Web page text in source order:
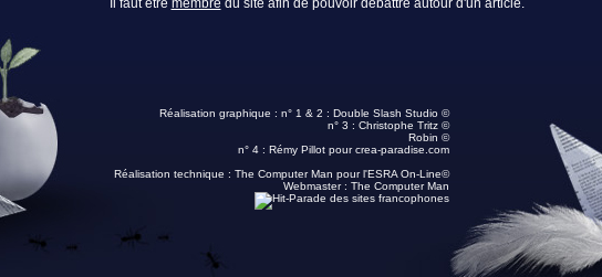
Il faut être membre du site afin de pouvoir débattre autour d'un article.
Réalisation graphique : n° 1 & 2 : Double Slash Studio ©
n° 3 : Christophe Tritz ©
Robin ©
n° 4 : Rémy Pillot pour crea-paradise.com
Réalisation technique : The Computer Man pour l'ESRA On-Line©
Webmaster : The Computer Man